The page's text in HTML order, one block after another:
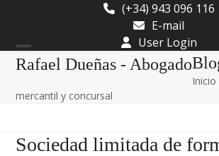
content
(+34) 943 096 116
E-mail
User Login
Rafael Dueñas - Abogado
Open
Close
Inicio
mercantil y concursal
Sociedad limitada de